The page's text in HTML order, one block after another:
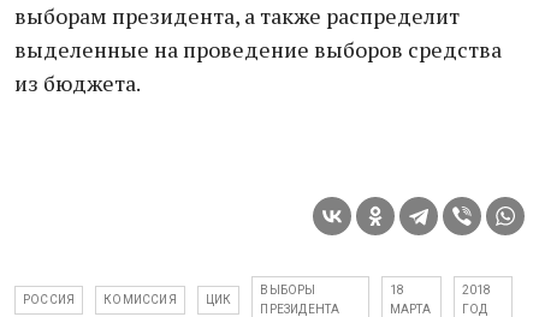
выборам президента, а также распределит
выделенные на проведение выборов средства
из бюджета.
РОССИЯ КОМИССИЯ ЦИК
ВЫБОРЫ
ПРЕЗИДЕНТА
18
МАРТА
2018
ГОД